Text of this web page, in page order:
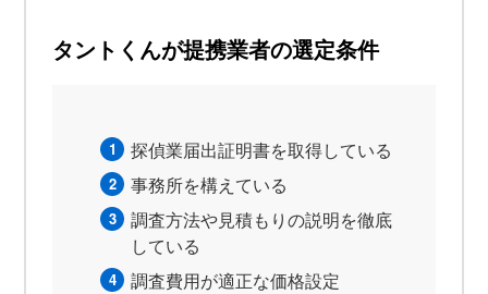
タントくんが提携業者の選定条件
探偵業届出証明書を取得している
事務所を構えている
調査方法や見積もりの説明を徹底
している
調査費用が適正な価格設定